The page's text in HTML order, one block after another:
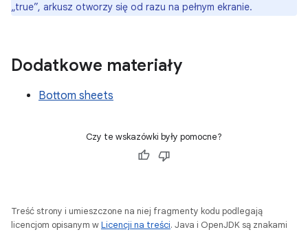
„true”, arkusz otworzy się od razu na pełnym ekranie.
Dodatkowe materiały
Bottom sheets
Czy te wskazówki były pomocne?
Treść strony i umieszczone na niej fragmenty kodu podlegają
licencjom opisanym wLicencji na treści. Java i OpenJDK są znakami